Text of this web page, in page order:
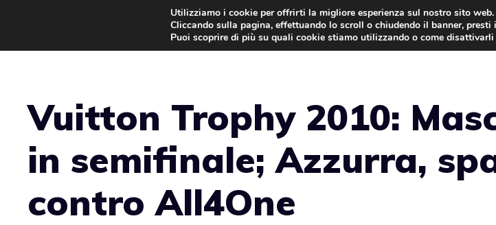
contenuto
NEWS
Vuitton Trophy 2010:
in semifinale; Azzurra,
contro All4One
Utilizziamo i cookie per offrirti la migliore esperienza sul nostro sito web.
Cliccando sulla pagina, effettuando lo scroll o chiudendo il banner,
Puoi scoprire di più su quali cookie stiamo utilizzando o come